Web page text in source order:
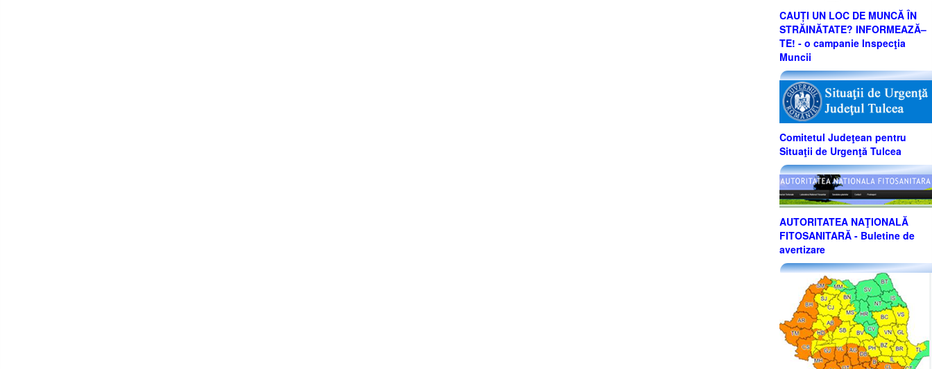
CAUȚI UN LOC DE MUNCĂ ÎN
STRĂINĂTATE? INFORMEAZĂ–
TE! - o campanie Inspecţia
Muncii
Comitetul Judeţean pentru
Situaţii de Urgenţă Tulcea
AUTORITATEA NAŢIONALĂ
FITOSANITARĂ - Buletine de
avertizare